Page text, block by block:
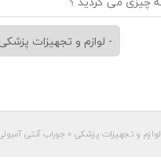
لوازم و تجهیزات پزشکی » جوراب آنتی